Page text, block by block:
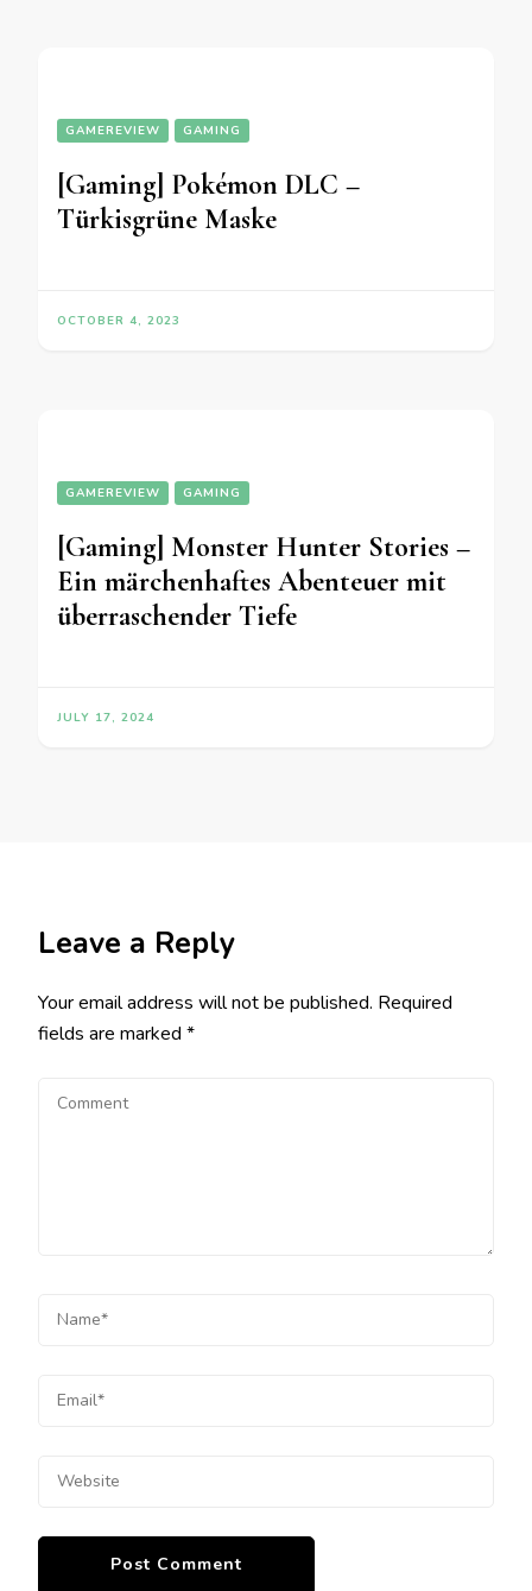
GAMEREVIEW GAMING
[Gaming] Pokémon DLC –
Türkisgrüne Maske
OCTOBER 4, 2023
GAMEREVIEW GAMING
[Gaming] Monster Hunter Stories –
Ein märchenhaftes Abenteuer mit
überraschender Tiefe
JULY 17, 2024
Leave a Reply
Your email address will not be published. Required
fields are marked *